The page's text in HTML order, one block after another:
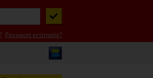
Passwort erstmalig?